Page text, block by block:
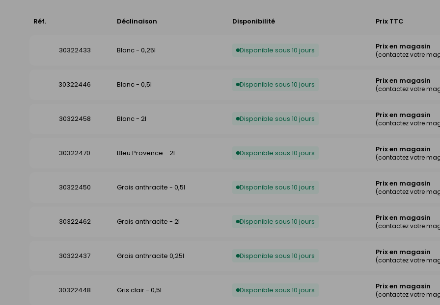
Réf. Déclinaison Disponibilité Prix TTC
30322433 Blanc - 0,25l Disponible sous 10 jours Prix en magasin
(contactez votre
30322446 Blanc - 0,5l Disponible sous 10 jours Prix en magasin
(contactez votre
30322458 Blanc - 2l Disponible sous 10 jours Prix en magasin
(contactez votre
30322470 Bleu Provence - 2l Disponible sous 10 jours Prix en magasin
(contactez votre
30322450 Grais anthracite - 0,5l Disponible sous 10 jours Prix en magasin
(contactez votre
30322462 Grais anthracite - 2l Disponible sous 10 jours Prix en magasin
(contactez votre
30322437 Grais anthracite 0,25l Disponible sous 10 jours Prix en magasin
(contactez votre
30322448 Gris clair - 0,5l Disponible sous 10 jours Prix en magasin
(contactez votre